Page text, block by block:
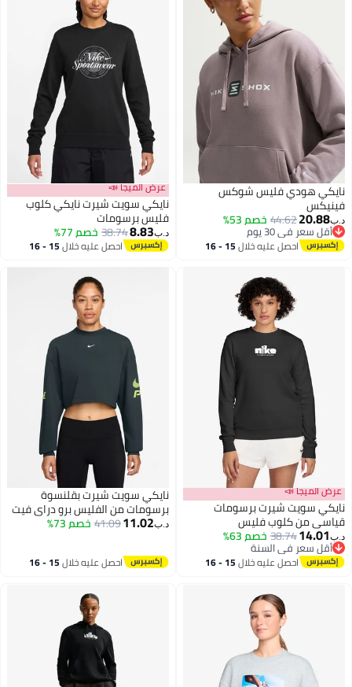
2
نايكي هودي فليس شوكس
فينيكس
د.ب‏20.88
44.62خصم 53%
أقل سعر في 30 يوم
أقل سعر في 30 يوماحصل عليه خلال 15 - 16
اغسطس
عرض الميجا 📣
نايكي سويت شيرت نايكي كلوب
فليس برسومات
د.ب‏8.83
38.74خصم 77%
احصل عليه خلال 15 - 16
اغسطس
عرض الميجا 📣
نايكي سويت شيرت برسومات
قياسي من كلوب فليس
د.ب‏14.01
38.74خصم 63%
أقل سعر في السنة
أقل سعر في السنة
احصل عليه خلال 15 - 16
نايكي سويت شيرت بقلنسوة
برسومات من الفليس برو دراي فيت
د.ب‏11.02
41.09خصم 73%
احصل عليه خلال 15 - 16